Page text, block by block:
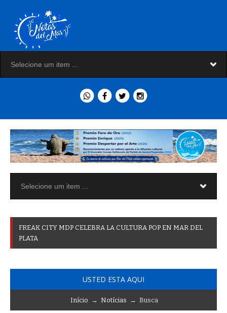
FU_
USTED ESTA AQUI
Início→Notícias→ Busca